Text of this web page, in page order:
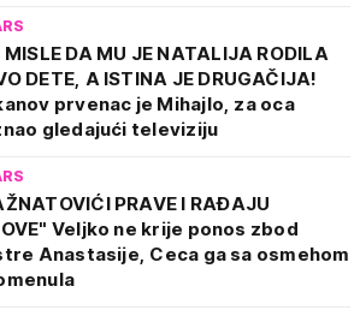
MISLE DA MU JE NATALIJA RODILA
DETE, A ISTINA JE DRUGAČIJA!
prvenac je Mihajlo, za oca
gledajući televiziju
PRAVE I RAĐAJU
Veljko ne krije ponos zbod
Anastasije, Ceca ga sa osmehom